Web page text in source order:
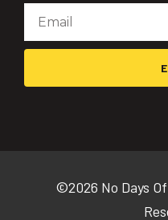
©2026 No Days